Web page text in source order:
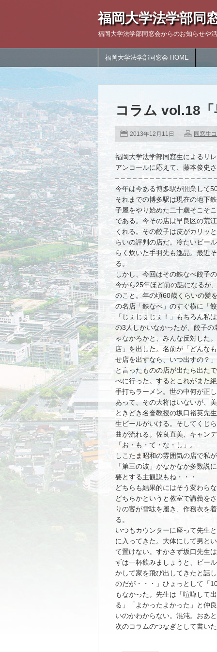
福岡大学法学部同
福岡大学法学部同窓会からのお知らせや
福岡大学法学部同窓会 HOME
コラム vol.18「
2013年12月11日 同窓生
福岡大学法学部同窓生によるリ
アンコールに応えて、藤本俊史
– – – – – – – – – – – – – – – – –
今年は今ある博多駅が開業して
それまでの博多駅は現在の地下
子屋をやり始めた二十歳そこそ
である。今その店は早良区の荒
くれる。その餃子は皮がカリッ
らいの評判の店だ。冷たいビー
らく炊いた手羽先も逸品。最近
る。
しかし、今回はその鉄なべ餃子の
今から25年ほど前の話になるが
のこと。年の頃60歳くらいの髪
の名店「鉄なべ」のすぐ横に「
「じぇじぇじぇ！」もちろん私
の3人しかいなかったが、餃子
ゃなかろかと、みんな反対した
店」を出した。名前が「どんな
せ店を出すなら、いつ出すの？
と言ったものの店が出たら出た
べに行った。するとこれがまた
手打ちラーメン。世の中何が正
あって、その大将はいないが、
ときどき名誉教授の坂口裕英先
生ビールがいける。そしてくじ
曲が流れる。佐良直美、キャン
「お・も・て・な・し」。
しこたま昭和の雰囲気の店で私
「第三の波」がなかなか多数説
要とする主観説もね・・・
どちらも結果的にはそう変わら
どちらかというと教室で講義を
りの客が雪駄を履き、作務衣を
る。
いつもカウンターに座って先生
に入ってきた。大体にして男と
て置けない。すかさず坂口先生
ずは一杯飲みましょうと、ビー
かして家を飛び出してきたと話
のだが・・・」ひょっとして「
もなかった。先生は「喧嘩して
る」「よかったよかった」と仲
いのかわからない。混沌。おあ
次のコラムのつなぎとして書い